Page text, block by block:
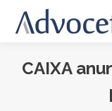
CAIXA